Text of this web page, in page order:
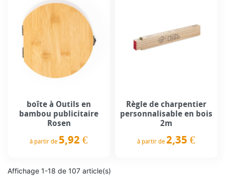
boîte à Outils en
bambou publicitaire
Rosen
à partir de 5,92 €
Règle de charpentier
personnalisable en bois
2m
à partir de 2,35 €
Affichage 1-18 de 107 article(s)